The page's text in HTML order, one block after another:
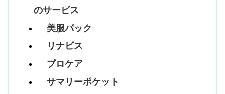
のサービス
美服パック
リナビス
プロケア
サマリーポケット